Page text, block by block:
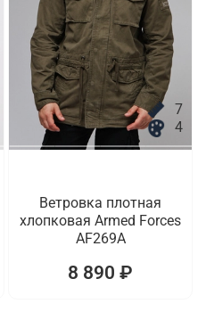
7
4
Ветровка плотная
хлопковая Armed Forces
AF269A
8 890 ₽